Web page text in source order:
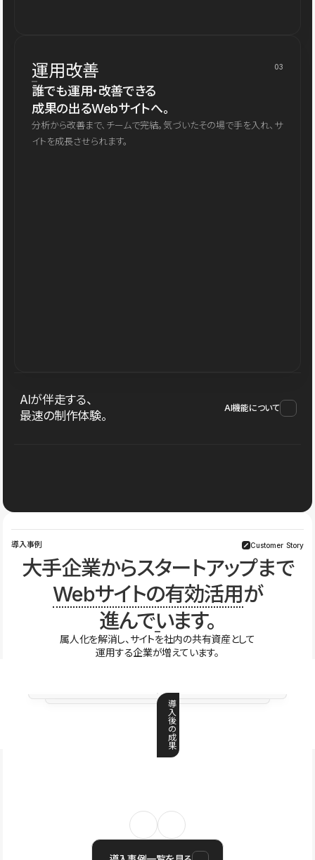
運用改善 03
誰でも運用・改善できる
成果の出るWebサイトへ。
分析から改善まで、チームで完結。気づいたその場で手を入れ、サ
イトを成長させられます。
AIが伴走する、
最速の制作体験。
AI機能について
導入事例 Customer Story
大手企業からスタートアップまで
Webサイトの有効活用が
進んでいます。
属人化を解消し、サイトを社内の共有資産として
運用する企業が増えています。
導
入
後
の
成
果